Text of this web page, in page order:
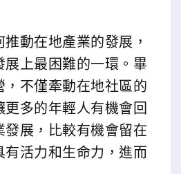
動在地產業的發展，
上最困難的一環。畢
，不僅牽動在地社區的
多的年輕人有機會回
發展，比較有機會留在
有活力和生命力，進而